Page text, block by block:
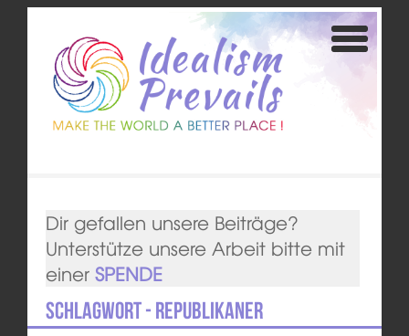
Dir gefallen unsere Beiträge?
Unterstütze unsere Arbeit bitte mit
einer SPENDE
Schlagwort - Republikaner